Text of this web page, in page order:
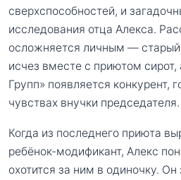
сверхспособностей, и
исследования отца Алекса.
осложняется личным —
исчез вместе с приютом сирот,
Групп» появляется конкурент,
чувствах внучки председателя.
Когда из последнего приюта
ребёнок-модификант, Алекс
охотится за ним в одиночку.